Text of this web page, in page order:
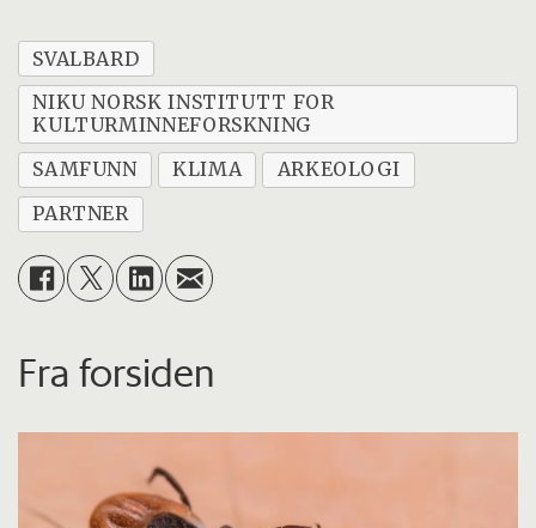
SVALBARD
NIKU NORSK INSTITUTT FOR
KULTURMINNEFORSKNING
SAMFUNN
KLIMA
ARKEOLOGI
PARTNER
Fra forsiden